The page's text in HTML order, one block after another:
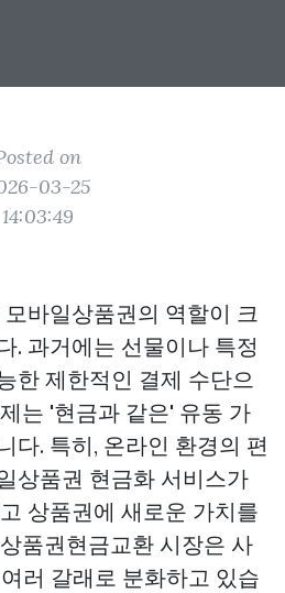
on
03-25
14:03:49
바일상품권의 역할이 크
. 과거에는 선물이나 특정
한 제한적인 결제 수단으
는 '현금과 같은' 유동 가
다. 특히, 온라인 환경의 편
상품권 현금화 서비스가
상품권에 새로운 가치를
품권현금교환 시장은 사
러 갈래로 분화하고 있습